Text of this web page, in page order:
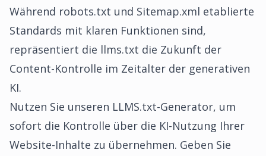
Während robots.txt und Sitemap.xml etablierte
Standards mit klaren Funktionen sind,
repräsentiert die llms.txt die Zukunft der
Content-Kontrolle im Zeitalter der generativen
KI.
Nutzen Sie unseren LLMS.txt-Generator, um
sofort die Kontrolle über die KI-Nutzung Ihrer
Website-Inhalte zu übernehmen. Geben Sie